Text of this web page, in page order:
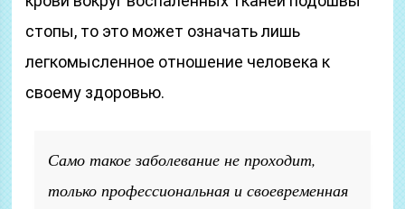
стопы, то это может означать лишь
легкомысленное отношение человека к
своему здоровью.
Само такое заболевание не проходит,
только профессиональная и своевременная